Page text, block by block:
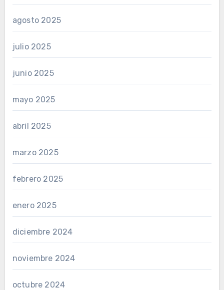
agosto 2025
julio 2025
junio 2025
mayo 2025
abril 2025
marzo 2025
febrero 2025
enero 2025
diciembre 2024
noviembre 2024
octubre 2024